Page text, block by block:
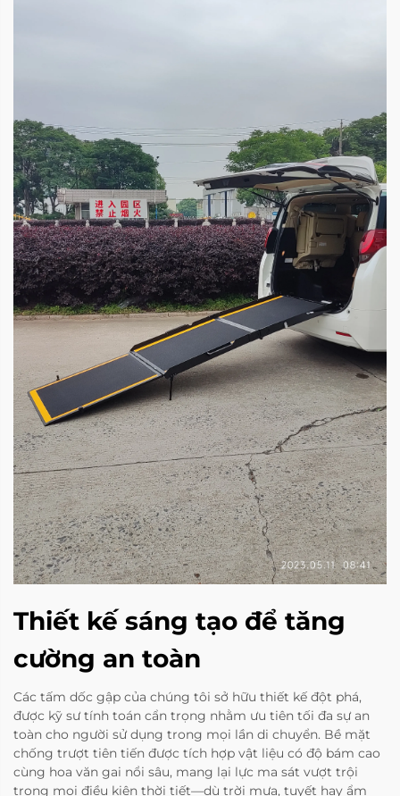
Thiết kế sáng tạo để tăng
cường an toàn
Các tấm dốc gập của chúng tôi sở hữu thiết kế đột phá,
được kỹ sư tính toán cẩn trọng nhằm ưu tiên tối đa sự an
toàn cho người sử dụng trong mọi lần di chuyển. Bề mặt
chống trượt tiên tiến được tích hợp vật liệu có độ bám cao
cùng hoa văn gai nổi sâu, mang lại lực ma sát vượt trội
trong mọi điều kiện thời tiết—dù trời mưa, tuyết hay ẩm